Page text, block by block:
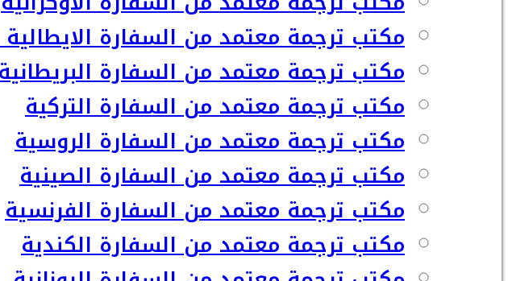
مكتب ترجمة معتمد من السفارة
مكتب ترجمة معتمد من السفارة
مكتب ترجمة معتمد من السفارة التركية
مكتب ترجمة معتمد من السفارة الروسية
مكتب ترجمة معتمد من السفارة الصينية
مكتب ترجمة معتمد من السفارة الفرنسية
مكتب ترجمة معتمد من السفارة الكندية